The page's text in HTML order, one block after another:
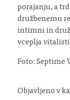
porajanju, a
družbenemu
intimni in
vceplja
Foto: Septime
Objavljeno v